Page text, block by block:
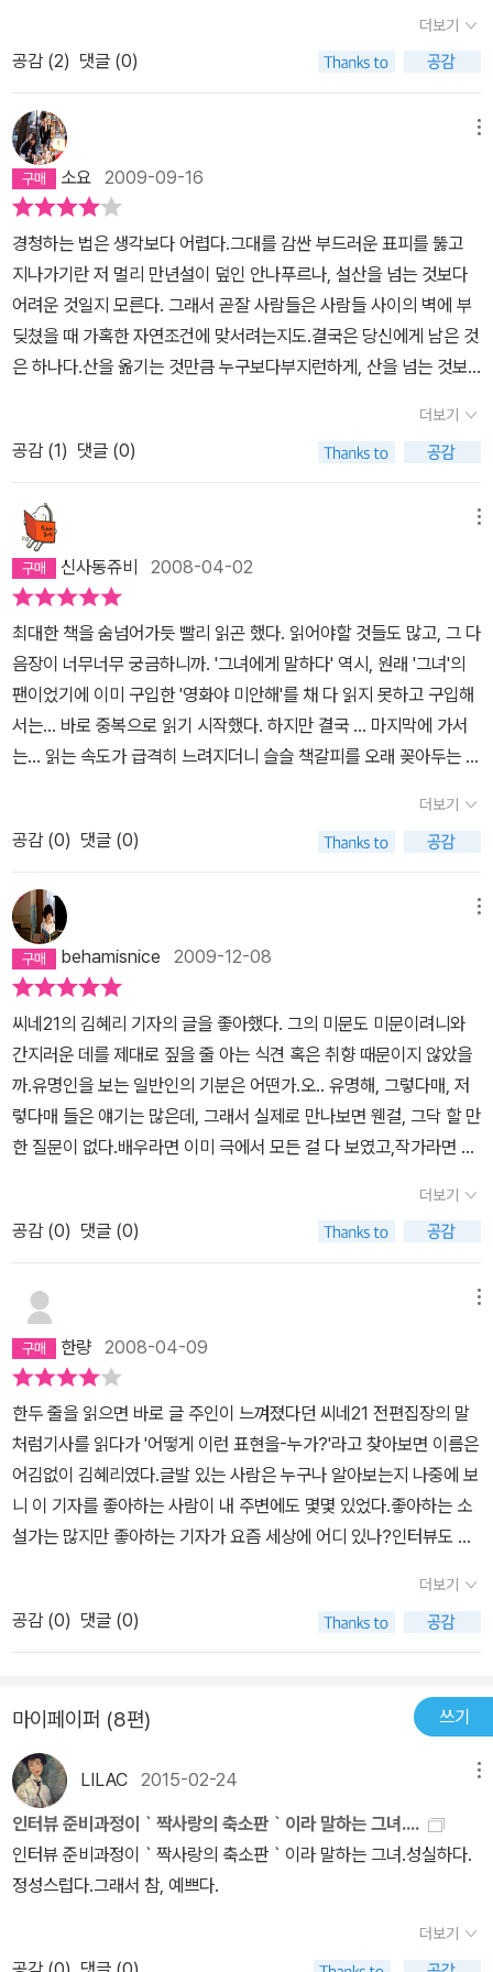
랄까.그런 점에서 여러가지 이유로 함께 묶지 못했다는 배두나씨와의
인터뷰가 궁금하다, 씨네21 이전 기사들을 뒤져보면 나오려나... (어
서 그렇다)질투가 나도록 상대에게 가장 적절한 질문을 가장 객관적
이면서도 무장해체 시키는 언어로 (물론 대면에서의 얼굴 표정이나
행동도 작용했겠지만) 몇 마디 건네고 듣는 그녀는, 소리가 없어도 활
자로 표현되지 않아도 이 세상 누구보다 영리하게 그것을 이해하고
이해를 넘어 교감하는 순간에 이르고서야 인터뷰를 끝내는데 이건
뭐, 하나 하나가 그 자체로 연결이자 똑부러짐이니. 트집을 못 잡겠어
서 조금이나마 애정이 덜 가는 듯한 인터뷰이를 눈에 불을 켜고 찾아
보는 심뽀까지 불러 일으키고 있다.간혹, (예를 들어 이창동 감독) 인
터뷰이가 잔뜩 경계하고 살짝 무시하는 언조를 내뱉어도 조금도 사그
게 하는 질문들은 촌철살인이라기보다는 짝사랑 하는 사람만이 아는
진정한 구애의 한 면목으로 오히려 안타까우면서 존경스럽기도 하고,
처음부터자기딸과도 같은 이쁜 처자로 대해주는 임현식 선생이나 나
문희 선생 앞에서는 영락없는 초년생이자 맹탕인 소녀에 어리광마저
살짝 보인다.구러구러 자신의 터가 영화이다보니 배우들과 하게 되는
인터뷰는 '내가 너보다 너를 잘 알 수도 있지 않겠니'라고 떠볼만도 한
데, 이 사람 그저 정직하게 그사람의 내면을 보여줄 때까지 잘 기다리
고 성마르게 굴지 않는다.개인적으로, 요즘 들어 내가 좀 못마땅했었
다.....한 사람이 되고 싶다, 라는 사춘기적 감성으로 모토를 몇 개 잡
아보려고까지 했다. 이렇게 계속 살아선 안될 거 같아서.여러가지 ...
싶다가 있었지만, 이제 하나를 더 보탠다.내 이야기를 단 하나도 하지
않은 채, 김혜리 같은 사람이 쏟아내는 자기만의이야기를 종일 가만
나 다가와 저절로 그걸 위해 나아가는 사람이 되어 있을 것만 같아서.
은, 피상과 안일을 거부하며 조용히 도발한다. 그녀의 글이 매혹적인
것은 인간에 대한 깊은 이해와 인터뷰이가 속한 직업적 환경에 대한
전문가급의 식견에서 비롯된다. 그래서 그녀의 글은 인터뷰이와 읽는
이를 동시에 긴장시키며 대화의 즐거움을 배가한다. 그녀의 글이 사
랑받는 이유다. 김혜리의 인터뷰는 만나 이야기를 나누고 독자의 궁
금증을 풀어주는 것에 만족하지 않는다. 제한된 시간과 집중불가한
공간적 상황을 장악하는 그녀의 보이지 않는 뚝심이야말로, 그녀의
인터뷰가 왜 색다른지를 가르는 원천이다. 그러나 그녀는 자신을 『그
녀에게 말하다』 앞날개에서 이렇게 표현한다. '인터뷰어로서의 붙임
성과 순발력은 좋지 않지만, 어딘가 '절박해' 보이는 인상의 도움을 받
고 있다고 자평한다. 새로운 약속 장소로 향할 때마다 팔뚝에 잔소름
이 돋을 만큼 긴장하면서도, 언젠가 한번쯤 대화하고 싶은 사람들의
이름을 수첩 한 페이지에 남몰래 적어넣고 있다.' 사람에 대한 관심이
야말로 김혜리를 그되게 만드는 특질이다. 그러나 김혜리 인터뷰의
인터뷰이에 대한 소개가 긴것도 그렇지만, 도입부의 글은 따로 떼어
놓고 그 부분만 모아도 한 권의 책으로 손색이 없을만큼 독창적이며
이미 그대로 충분하다. '십 수 년 전, <댕기>라는 잡지에서 만화가 김
진이 어두운 고교 시절을 회고한 글을 읽은 적이 있다. '내가 버렸다고
마음먹었다 치더라도 그건 그냥 버려진 시간이 아니었고, 어느 순간
죽어도 아무 남을 게 없으리라던 외로움들은 내 인생의 가장 중요한
기저가될 것이다' 라고 그는 썼다. 증오도 향수도 풍화된 그 문장에 나
는 크게 위로받았다. 김진과 그녀의 만화는 언제나 그런 식이었다. 일
부러 위안하려고 애쓰지 않음으로써 위로했고, 꽃 속같이 천진한 영
기운을 주었다. 슬픔과 기쁨 사이에 복잡한 표정으로 멈추어선 이야
기를 통해 남들이 표현한 감정을 외워 말하는 것은 좋은 버릇이 아니
라는 것을 엄격히 가르쳐 주었다. 언젠가는 고맙다는 인사를 하고 싶
었다. ' ㅡ만화가 김진 (본문 77쪽) ' 언제인가부터 나는 소심한 사람
들의 괴력을 눈치채게 되었다. 대범한 사람들이 세계를 들썩들썩 움
직이는 동안 소심한 사람들은 주섬주섬 세상을 해석한다. 살아남기
위해 예민해질 도리밖에 없는 초식동물처럼 그들은 누가 힘을 가졌는
지 계절이 언제쯤 변하는지 민첩하고 정확하게 읽어낸다. 미미한 자
극에 큰 충격을 받고 사소한 현상에 노심초사하는 그들의 인생은 남
보다 느리게 흐른다. 타고난 관찰자이며 기록자인 그들의 소극적 복
수는 '이야기'다. 그들은 더디게 살기 때문에 삶을 사는 동시에 재구성
한다. 목소리 큰 당신이 휘어잡았다고 생각하는 어젯밤 술자리에서
전 떠올린 스토리 속에서 당신은 놀림감이었는지도 모른다. 이것이
세계의 평형을 유지하는 메커니즘 중 하나라고 판명돼도 나는 놀라지
않을 것이다.' ㅡPD 김병욱 (본문 115쪽) 위 글들은 인터뷰이에 대한
소개글로, 소개글 전체의 3분의 1도 채 안되는 분량이다. 나머지 3의
어간다. 이토록 많은 분량을 글로 채우는 것은 여간 수고스런 일이 아
니다. 녹취를 푸는 일의 고단함은 삶의 고단함 만큼이나 힘겨우니까.
이 정도 분량을 채우기위해 김혜리는 날밤을 새웠을 것이고, 독자인
나는 잔인하게도 그녀의 수고를 통해 위로와 포만을 느낀다. 소설가
정이현은 '이 책을 내가 읽은 최고의 인터뷰집이라 감히 말한다'며 추
천사를 썼다. 그러나 나는 아직 유보중이다. 『그녀에게 말하다』 보다
『진심의 탐닉』을 먼저 읽었고, 읽으며 감탄했기 때문이다. 어느 책에
손을 들어줄까? 좀 더 고민해 보아야겠다. 하지만 이렇게는 말할 수
있을 것 같다. 이전에도, 이후에도 내게 최고의 인터뷰어는 김혜리라
더보기
공감 (2) 댓글 (0)
소요 2009-09-16
경청하는 법은 생각보다 어렵다.그대를 감싼 부드러운 표피를 뚫고
지나가기란 저 멀리 만년설이 덮인 안나푸르나, 설산을 넘는 것보다
어려운 것일지 모른다. 그래서 곧잘 사람들은 사람들 사이의 벽에 부
딪쳤을 때 가혹한 자연조건에 맞서려는지도.결국은 당신에게 남은 것
은 하나다.산을 옮기는 것만큼 누구보다부지런하게, 산을 넘는 것보
게, 티라미스보다 더 부드럽게 그대를 향해 걸어갈 뿐이다. 결국 내쳐
지는 것보다 다가가려는 절박함이 더 커야할 문제이다.그녀는 듣는
다. 묻기보다 듣는 것.이것이 어쩌면 세상을 뒤덮은 목소리가 높아 익
숙한 카페 한구석에서조차 그대와 소통할 수 없는 지금 이 곳에서 모
두들 간절히 바라고 있는 것일지 모른다. 그저 그녀는 단지 그 하나만
을 먼저알았을 뿐이다.
더보기
공감 (1) 댓글 (0)
신사동쥬비 2008-04-02
최대한 책을 숨넘어가듯 빨리 읽곤 했다. 읽어야할 것들도 많고, 그 다
음장이 너무너무 궁금하니까. '그녀에게 말하다' 역시, 원래 '그녀'의
팬이었기에 이미 구입한 '영화야 미안해'를 채 다 읽지 못하고 구입해
서는... 바로 중복으로 읽기 시작했다. 하지만 결국 ... 마지막에 가서
는... 읽는 속도가 급격히 느려지더니 슬슬 책갈피를 오래 꽂아두는 일
인생의 시간의 두께만 엄청나다. 그들의 그들의 삶에 대해 이야기한
다. 영화배우가 영화를 이야기하고, 건축가가 건축을 이야기하고 소
설가가 소설을 이야기하지만, 인간이 사랑을 이야기하고, 미움을 이
야기하고 태도를 이야기하고 반성하고 되새긴다. 각각의인터뷰가 마
치 그들의 계속되는 인생처럼 여운을 남기고 사라지는 것도 모자라,
인터뷰 중간중간에도 쉬게 만든다. 바람이 불고, 꽃잎이 떨어지고, 차
가 내어져오고, 비가 그칠때마다 작은 긴장이 감돈다. 그리고 시간이
갈수록 가볍지않게 즐기고 있다. 그녀에게 말하는 사람도, 그녀도.인
터뷰가 쉬운 일이겠는가. '그녀'는 인터뷰에 할당된 2-3시간을 위해 2
-3주를 준비한다. 그 배우의 모든 작품을 다시 보고 인터뷰를 찾고 지
인들을 만난다. 건축가, 소설가, 음악가, 법조인, 사진가, 디자이너, 만
화가 ... 각각의 사람들이 그동안 진행해온 훌륭하든, 훌륭하지 않든
모든 작품들을 찾아보고 즉각의 감정적인 칭찬이나 비난이 아닌 그
안에 숨겨진 의도와 별도의 감성세포를 가진 사람만이 포착할 감정을
별적으로 찾아보거나 한게 아니라, 모든 질문이 그리고 모든 답이 점
수를 매길만한 정답같은게 아니라, 그럴수도 있구나 하고 수긍하게
만드는, 내가 세상을 살아가고 사람을 만나고 나를 질타하거나 채울
때 필요한 태도가 있었다. 오랜 연재를 통해 보아온 글도 있었지만, 단
행본의 맛은 또 다르다. 사진이 부족한 건 어쩌면 의도였는지도 모르
겠다. 충분히 질문과 답 사이의 스페이스를 많은 상상으로 풍성하게
메웠다. 현재는 연재를 쉬고 있는걸로 아는데, 다시 건강하게 다시 시
작했으면 좋겠다. 그리고 다시 책이 나왔으면 좋겠다. 침대맡에 두고,
더보기
공감 (0) 댓글 (0)
behamisnice 2009-12-08
씨네21의 김혜리 기자의 글을 좋아했다. 그의 미문도 미문이려니와
간지러운 데를 제대로 짚을 줄 아는 식견 혹은 취향 때문이지 않았을
까.유명인을 보는 일반인의 기분은 어떤가.오.. 유명해, 그렇다매, 저
렇다매 들은 얘기는 많은데, 그래서 실제로 만나보면 웬걸, 그닥 할 만
한 질문이 없다.배우라면 이미 극에서 모든 걸 다 보였고,작가라면 글
을 보면 된다.그런데 뭘 더 그들에게서 들을 수 있단 말인가, 싶은 기
분.어디서든 인터뷰하는 사람이 이들에게 '왜 당신은 이것을 하나
요?'라고 묻는다면,나는 그 인터뷰 대상과 함께 무안해진다.막말로 인
터뷰에서 그 질문에 술술대답할 수 있다면, 우리에게 그들이 이제껏
보인 그 예술작품들을 감상하는 것이 무슨 의미냐는 것.그래서 김혜
리의 이 책은 소장 가치가 있다.뭐 별로 더 이상 물어볼 게 없는 것 같
지만, 뭔가 그 바닥에 그들이 어떤 생각을 가지고 있는지,왜 그 예술들
이 우리를 매료시키는지,그는 그다지 어렵지 않게, 그러나 절대로 섣
부르지 않게 건드려서 그들의 작품들을 좀더 궁금하게 만들어준다.
아, 좀더 적나라하게 말해서,김혜리는 그들의 예술에 대한 자존감을
존중하고 존경하면서,그리고 정말로 공감할 수 있는 질문을 나 대신
던져주는 사람이다.그래서 항상 그 정확한 질문의 포인트(!)에서 나는
감탄하고 킥킥대고 공감하며 보았다.그리고 그의 자유자재인 듯 보이
는 그 자연스러운 대상자들에 대한 긴 감탄사는,어이없는 과찬도 아
그 대상에 대한 애정과 관심, 그것.개인적으로 나는 장한나의 인터뷰
가 너무너무 좋았는데, 이 책에서 빠진 것이 매우 아쉽다.2편, 3편 쭉
나와서 고은의 만인보같은 인터뷰집이 되기를 기대해본다.
더보기
공감 (0) 댓글 (0)
한량 2008-04-09
한두 줄을 읽으면 바로 글 주인이 느껴졌다던 씨네21 전편집장의 말
처럼기사를 읽다가 '어떻게 이런 표현을-누가?'라고 찾아보면 이름은
어김없이 김혜리였다.글발 있는 사람은 누구나 알아보는지 나중에 보
니 이 기자를 좋아하는 사람이 내 주변에도 몇몇 있었다.좋아하는 소
설가는 많지만 좋아하는 기자가 요즘 세상에 어디 있나?인터뷰도 어
사람이 분명 아닌 듯한데도 어떻게 이 기자가 인터뷰하면 뭔가 깊은
생각에 바탕을 둔 듯한 답이 줄줄줄 이어나온다. 그 대답이 설령 10
0% 순수하지 않다 해도 그 순간 그런 대답을 만들어내게 하는 능력
마나 기자의 글발이 아까웠으면 회사에서 책을 내라고 독려했을꼬?
어찌 된 연유인지 그 상황이 심히 궁금하다.
더보기
공감 (0) 댓글 (0)
마이페이퍼 (8편) 쓰기
LILAC 2015-02-24
인터뷰 준비과정이｀짝사랑의 축소판｀이라 말하는 그녀....
인터뷰 준비과정이｀짝사랑의 축소판｀이라 말하는 그녀.성실하다.
정성스럽다.그래서 참, 예쁘다.
더보기